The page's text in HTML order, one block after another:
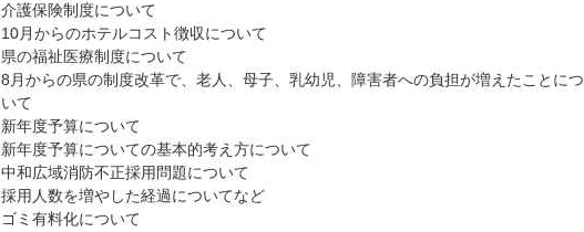
介護保険制度について
10月からのホテルコスト徴収について
県の福祉医療制度について
8月からの県の制度改革で、老人、母子、乳幼児、障害者への負担が増えたことにつ
いて
新年度予算について
新年度予算についての基本的考え方について
中和広域消防不正採用問題について
採用人数を増やした経過についてなど
ゴミ有料化について